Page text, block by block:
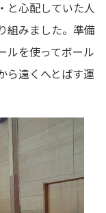
と心配していた人
組みました。準備
ルを使ってボール
ら遠くへとばす運